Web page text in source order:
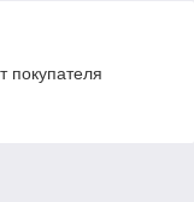
покупателя